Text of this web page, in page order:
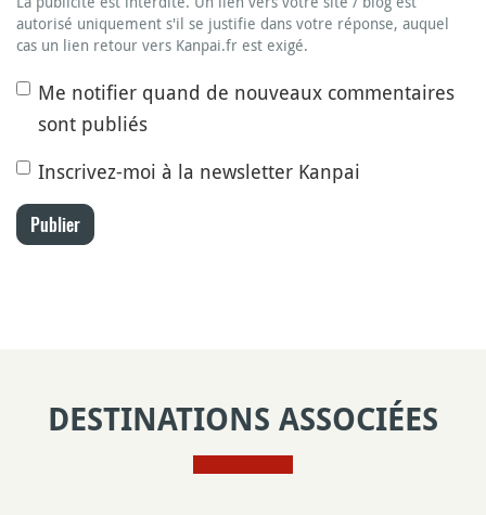
autorisé uniquement s'il se justifie dans votre réponse, auquel
cas un lien retour vers Kanpai.fr est exigé.
Me notifier quand de nouveaux commentaires
sont publiés
Inscrivez-moi à la newsletter Kanpai
Publier
DESTINATIONS ASSOCIÉES